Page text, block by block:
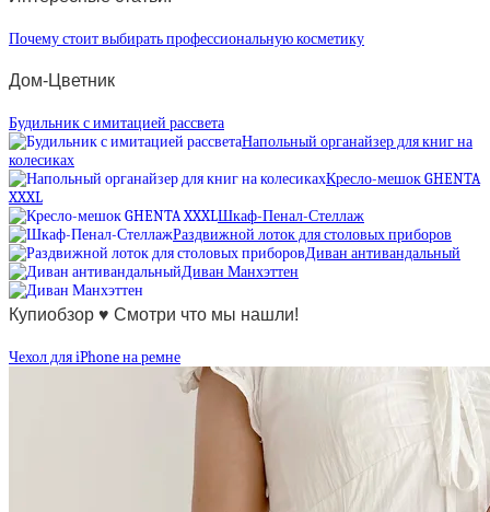
Почему стоит выбирать профессиональную косметику
Дом-Цветник
Будильник с имитацией рассвета
Напольный органайзер для книг на
колесиках
Кресло-мешок GHENTA
XXXL
Шкаф-Пенал-Стеллаж
Раздвижной лоток для столовых приборов
Диван антивандальный
Диван Манхэттен
Купиобзор ♥ Смотри что мы нашли!
Чехол для iPhone на ремне